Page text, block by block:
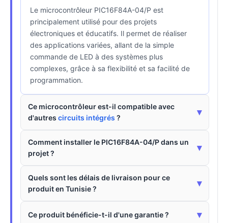
Le microcontrôleur PIC16F84A-04/P est
principalement utilisé pour des projets
électroniques et éducatifs. Il permet de réaliser
des applications variées, allant de la simple
commande de LED à des systèmes plus
complexes, grâce à sa flexibilité et sa facilité de
programmation.
Ce microcontrôleur est-il compatible avec
d'autres circuits intégrés ?
▾
Comment installer le PIC16F84A-04/P dans un
projet ?
▾
Quels sont les délais de livraison pour ce
produit en Tunisie ?
▾
Ce produit bénéficie-t-il d'une garantie ? ▾